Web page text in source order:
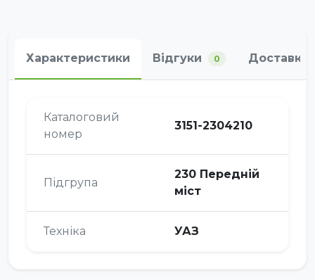
Характеристики Відгуки 0 Доставка
Каталоговий
номер
3151-2304210
Підгрупа
230 Передній
міст
Техніка УАЗ